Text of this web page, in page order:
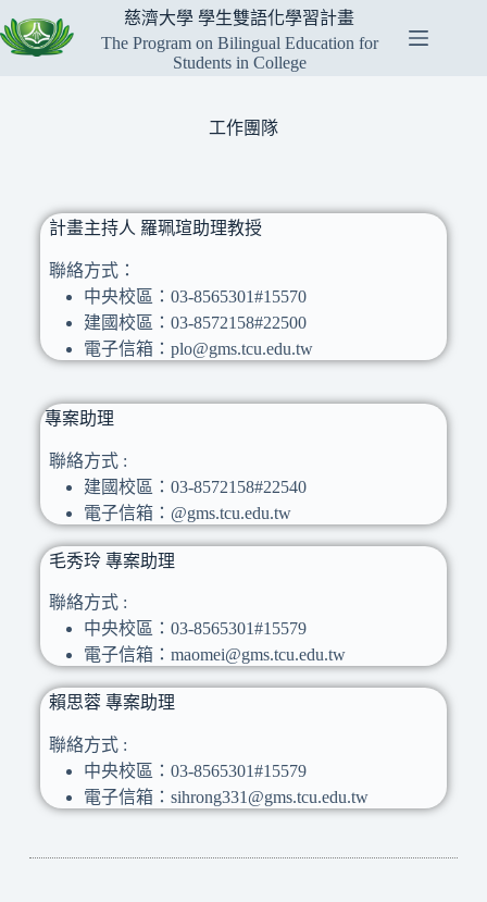
慈濟大學 學生雙語化學習計畫
The Program on Bilingual Education for
Students in College
工作團隊
計畫主持人 羅珮瑄助理教授
聯絡方式：
中央校區：03-8565301#15570
建國校區：03-8572158#22500
電子信箱：plo@gms.tcu.edu.tw
專案助理
聯絡方式 :
建國校區：03-8572158#22540
電子信箱：@gms.tcu.edu.tw
毛秀玲 專案助理
聯絡方式 :
中央校區：03-8565301#15579
電子信箱：maomei@gms.tcu.edu.tw
賴思蓉 專案助理
聯絡方式 :
中央校區：03-8565301#15579
電子信箱：sihrong331@gms.tcu.edu.tw